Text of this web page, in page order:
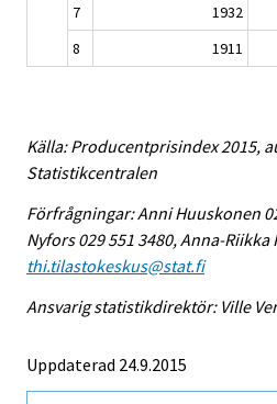
7
1932
8
1911
Källa: Producentprisindex 2015,
Statistikcentralen
Förfrågningar: Anni Huuskonen
Nyfors 029 551 3480, Anna-Riikka
thi.tilastokeskus@stat.fi
Ansvarig statistikdirektör: Ville
Uppdaterad 24.9.2015